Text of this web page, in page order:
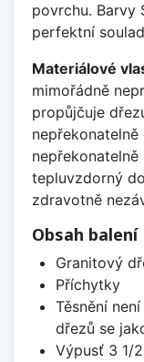
povrchu. Barvy
perfektní
Materiálové
mimořádně
propůjčuje
tepluvzdorný
zdravotně
Obsah balení
Granitový
Příchytky
Těsnění
dřezů se
Výpusť 3 1/